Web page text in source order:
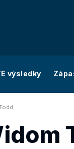
výsledky